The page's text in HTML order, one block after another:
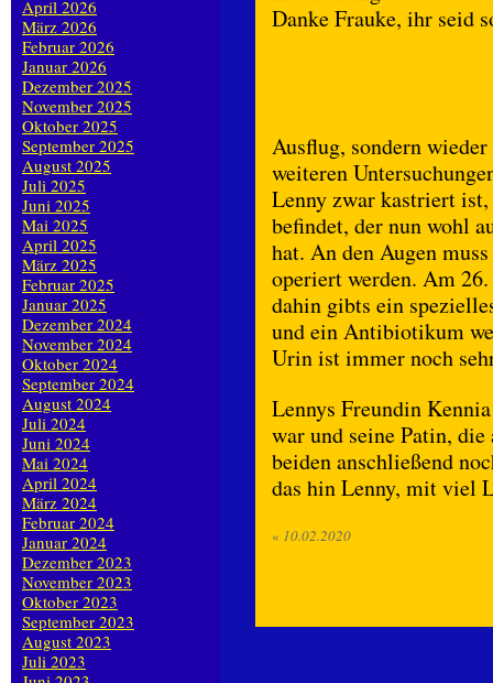
Danke Frauke, ihr seid
Ausflug, sondern
weiteren
Lenny zwar kastriert
befindet, der nun wohl
hat. An den Augen
operiert werden. Am
dahin gibts ein
und ein Antibiotikum
Urin ist immer noch
Lennys Freundin
war und seine Patin,
beiden anschließend
das hin Lenny, mit viel
« 10.02.2020
April 2026
März 2026
Februar 2026
Januar 2026
Dezember 2025
November 2025
Oktober 2025
September 2025
August 2025
Juli 2025
Juni 2025
Mai 2025
April 2025
März 2025
Februar 2025
Januar 2025
Dezember 2024
November 2024
Oktober 2024
September 2024
August 2024
Juli 2024
Juni 2024
Mai 2024
April 2024
März 2024
Februar 2024
Januar 2024
Dezember 2023
November 2023
Oktober 2023
September 2023
August 2023
Juli 2023